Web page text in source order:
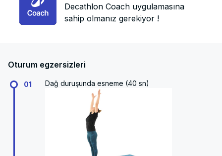
Decathlon Coach uygulamasına
sahip olmanız gerekiyor !
Oturum egzersizleri
01 Dağ duruşunda esneme (40 sn)